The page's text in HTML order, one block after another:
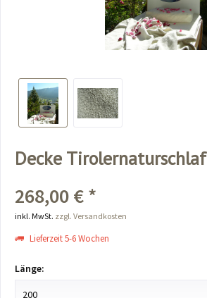
Decke Tirolernaturschlaf
268,00 € *
inkl. MwSt. zzgl. Versandkosten
Lieferzeit 5-6 Wochen
Länge: